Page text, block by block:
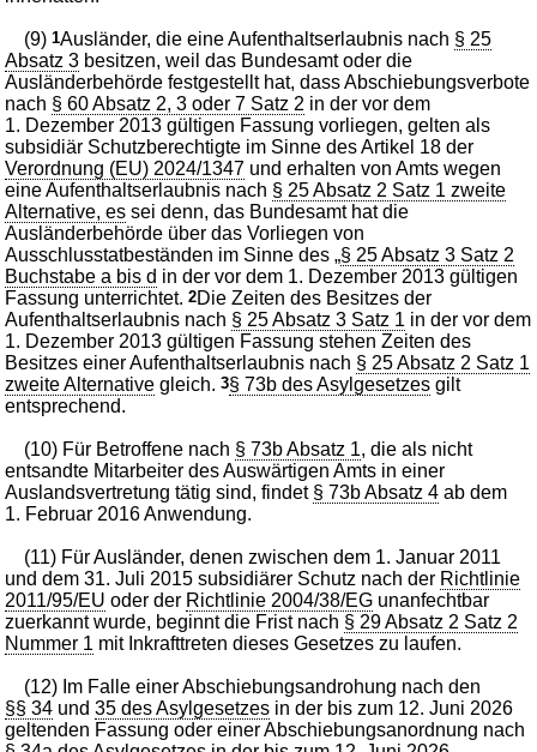
(9)1Ausländer, die eine Aufenthaltserlaubnis nach § 25
Absatz 3 besitzen, weil das Bundesamt oder die
Ausländerbehörde festgestellt hat, dass Abschiebungsverbote
nach § 60 Absatz 2, 3 oder 7 Satz 2 in der vor dem
1. Dezember 2013 gültigen Fassung vorliegen, gelten als
subsidiär Schutzberechtigte im Sinne des Artikel 18 der
Verordnung (EU) 2024/1347 und erhalten von Amts wegen
eine Aufenthaltserlaubnis nach § 25 Absatz 2 Satz 1 zweite
Alternative, es sei denn, das Bundesamt hat die
Ausländerbehörde über das Vorliegen von
Ausschlusstatbeständen im Sinne des „§ 25 Absatz 3 Satz 2
Buchstabe a bis d in der vor dem 1. Dezember 2013 gültigen
Fassung unterrichtet.2Die Zeiten des Besitzes der
Aufenthaltserlaubnis nach § 25 Absatz 3 Satz 1 in der vor dem
1. Dezember 2013 gültigen Fassung stehen Zeiten des
Besitzes einer Aufenthaltserlaubnis nach § 25 Absatz 2 Satz 1
zweite Alternative gleich.3§ 73b des Asylgesetzes gilt
entsprechend.
(10) Für Betroffene nach § 73b Absatz 1, die als nicht
entsandte Mitarbeiter des Auswärtigen Amts in einer
Auslandsvertretung tätig sind, findet § 73b Absatz 4 ab dem
1. Februar 2016 Anwendung.
(11) Für Ausländer, denen zwischen dem 1. Januar 2011
und dem 31. Juli 2015 subsidiärer Schutz nach der Richtlinie
2011/95/EU oder der Richtlinie 2004/38/EG unanfechtbar
zuerkannt wurde, beginnt die Frist nach § 29 Absatz 2 Satz 2
Nummer 1 mit Inkrafttreten dieses Gesetzes zu laufen.
(12) Im Falle einer Abschiebungsandrohung nach den
§§ 34 und35 des Asylgesetzes in der bis zum 12. Juni 2026
geltenden Fassung oder einer Abschiebungsanordnung nach